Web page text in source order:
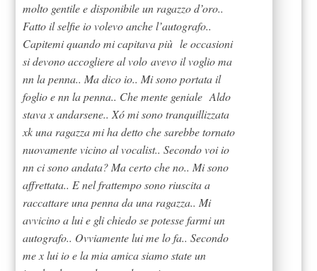
molto gentile e disponibile un ragazzo d’oro..
Fatto il selfie io volevo anche l’autografo..
Capitemi quando mi capitava più le occasioni
si devono accogliere al volo avevo il voglio ma
nn la penna.. Ma dico io.. Mi sono portata il
foglio e nn la penna.. Che mente geniale Aldo
stava x andarsene.. Xó mi sono tranquillizzata
xk una ragazza mi ha detto che sarebbe tornato
nuovamente vicino al vocalist.. Secondo voi io
nn ci sono andata? Ma certo che no.. Mi sono
affrettata.. E nel frattempo sono riuscita a
raccattare una penna da una ragazza.. Mi
avvicino a lui e gli chiedo se potesse farmi un
autografo.. Ovviamente lui me lo fa.. Secondo
me x lui io e la mia amica siamo state un